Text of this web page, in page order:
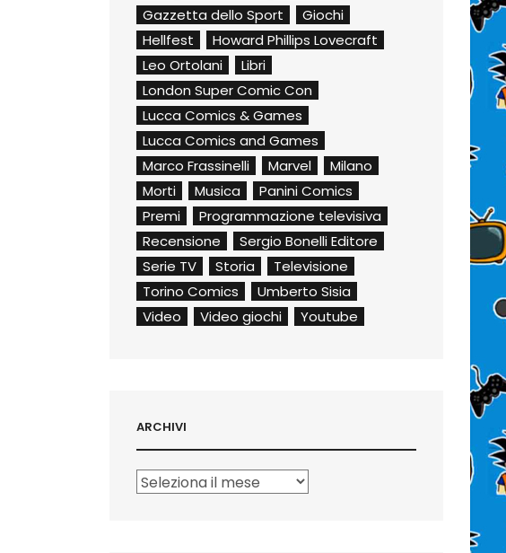
Gazzetta dello Sport
Giochi
Hellfest
Howard Phillips Lovecraft
Leo Ortolani
Libri
London Super Comic Con
Lucca Comics & Games
Lucca Comics and Games
Marco Frassinelli
Marvel
Milano
Morti
Musica
Panini Comics
Premi
Programmazione televisiva
Recensione
Sergio Bonelli Editore
Serie TV
Storia
Televisione
Torino Comics
Umberto Sisia
Video
Video giochi Youtube
ARCHIVI
Archivi